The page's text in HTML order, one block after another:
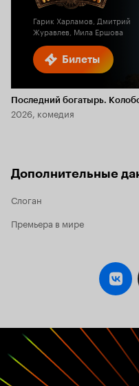
Билеты
Гарик Харламов, Дмитрий
Журавлев, Мила Ершова
Последний богатырь.
2026, комедия
Дополнительные
Слоган
Премьера в мире